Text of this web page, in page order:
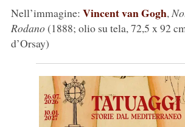
Nell’immagine: Vincent van Gogh,
Rodano(1888; olio su tela, 72,5 x 92
d’Orsay)